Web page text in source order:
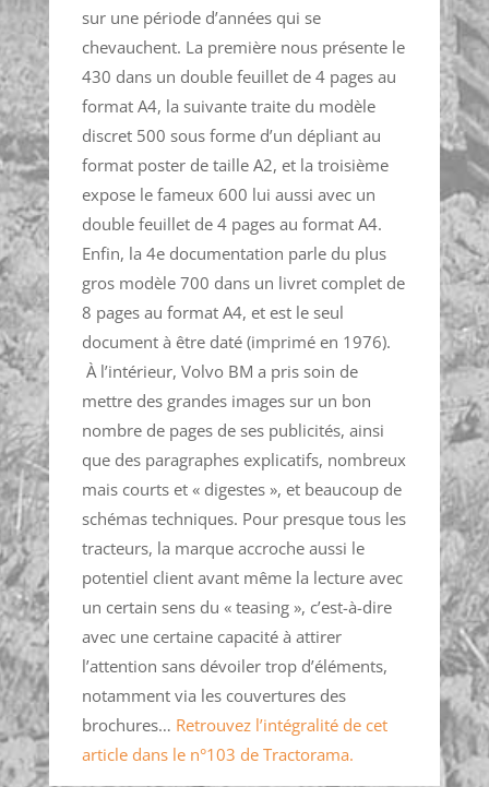
sur une période d’années qui se
chevauchent. La première nous présente le
430 dans un double feuillet de 4 pages au
format A4, la suivante traite du modèle
discret 500 sous forme d’un dépliant au
format poster de taille A2, et la troisième
expose le fameux 600 lui aussi avec un
double feuillet de 4 pages au format A4.
Enfin, la 4e documentation parle du plus
gros modèle 700 dans un livret complet de
8 pages au format A4, et est le seul
document à être daté (imprimé en 1976).
À l’intérieur, Volvo BM a pris soin de
mettre des grandes images sur un bon
nombre de pages de ses publicités, ainsi
que des paragraphes explicatifs, nombreux
mais courts et « digestes », et beaucoup de
schémas techniques. Pour presque tous les
tracteurs, la marque accroche aussi le
potentiel client avant même la lecture avec
un certain sens du « teasing », c’est-à-dire
avec une certaine capacité à attirer
l’attention sans dévoiler trop d’éléments,
notamment via les couvertures des
brochures… Retrouvez l’intégralité de cet
article dans le n°103 de Tractorama.